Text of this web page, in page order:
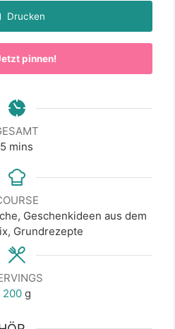
Drucken
pinnen!
5 minutes
mins
Geschenkideen aus dem
Grundrezepte
200 g